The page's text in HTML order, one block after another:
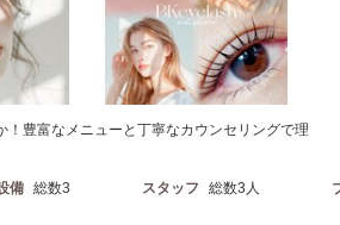
！豊富なメニューと丁寧なカウンセリングで理
備 総数3 スタッフ 総数3人